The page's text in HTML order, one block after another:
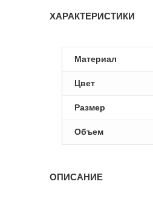
ХАРАКТЕРИСТИКИ
Материал
Цвет
Размер
Объем
ОПИСАНИЕ